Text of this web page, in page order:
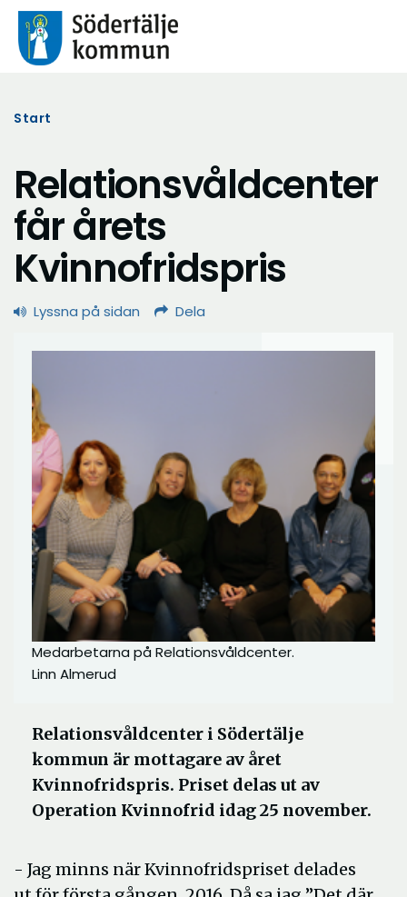
Start
Relationsvåldcenter
får årets
Kvinnofridspris
Lyssna på sidan Dela
Medarbetarna på Relationsvåldcenter.
Linn Almerud
Relationsvåldcenter i Södertälje
kommun är mottagare av året
Kvinnofridspris. Priset delas ut av
Operation Kvinnofrid idag 25 november.
- Jag minns när Kvinnofridspriset delades